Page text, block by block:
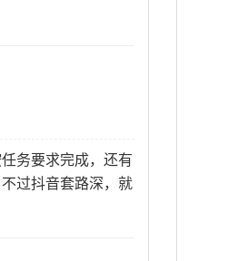
务要求完成，还有
过抖音套路深，就